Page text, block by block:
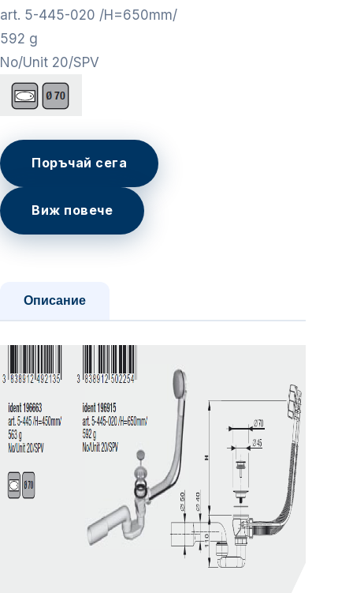
art. 5-445-020 /H=650mm/
592 g
No/Unit 20/SPV
Поръчай сега
Виж повече
Описание